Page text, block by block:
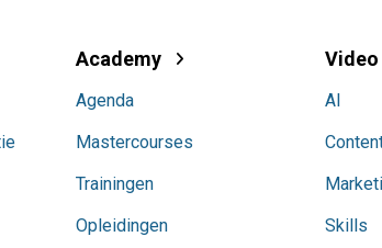
Academy
Agenda
Mastercourses
Trainingen
Opleidingen
AI
Skills